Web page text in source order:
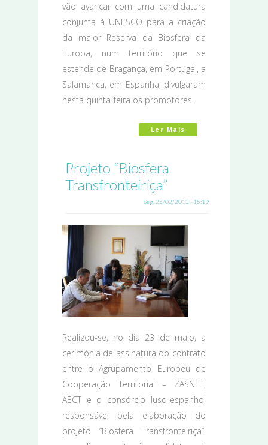
vão avançar com uma candidatura
conjunta à UNESCO para a criação
da maior Reserva da Biosfera da
Europa, num território que se
estende de Bragança, em Portugal, a
Salamanca, em Espanha, divulgaram
nesta quinta-feira os promotores.
Ler Mais
Projeto “Biosfera
Transfronteiriça”
Seg, 25/02/2013 - 15:19
Realizou-se, no dia 23 de maio, a
cerimónia de assinatura do contrato
entre o Agrupamento Europeu de
Cooperação Territorial – ZASNET,
AECT e o consórcio luso-espanhol
responsável pela elaboração do
projeto “Biosfera Transfronteiriça”,